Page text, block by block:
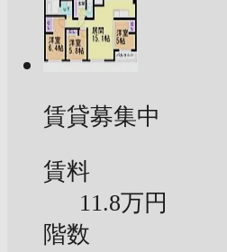
賃貸募集中
賃料
11.8万円
階数